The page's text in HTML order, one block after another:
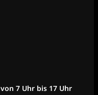
7 Uhr bis 17 Uhr